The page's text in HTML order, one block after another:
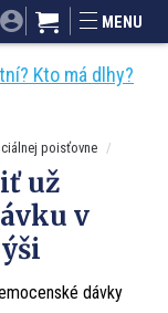
Mnamky-recepty.sk
MENU
Kto má dlhy?
poisťovne
už
v